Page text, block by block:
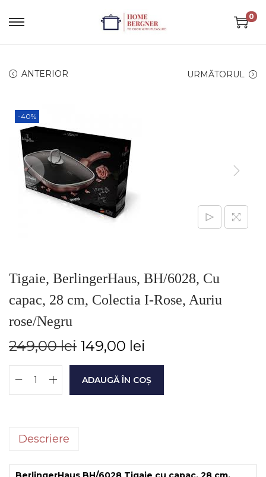
0
ANTERIOR URMĂTORUL
-40%
Tigaie, BerlingerHaus, BH/6028, Cu
capac, 28 cm, Colectia I-Rose, Auriu
rose/Negru
249,00lei 149,00 lei
ADAUGĂ ÎN COȘ
Descriere